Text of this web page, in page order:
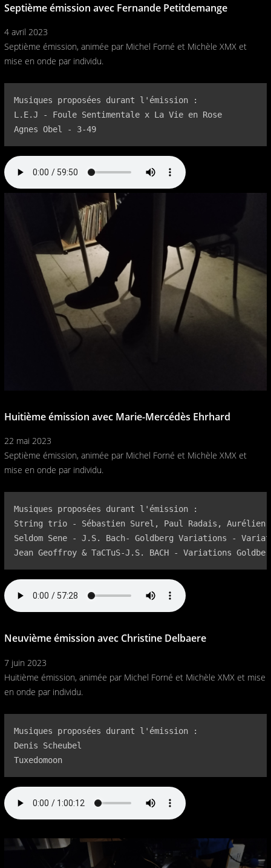
Septième émission avec Fernande Petitdemange
4 avril 2023
Septième émission, animée par Michel Forné et Michèle XMX et
mise en onde par individu.
Musiques proposées durant l'émission :
L.E.J - Foule Sentimentale x La Vie en Rose
Agnes Obel - 3-49
Huitième émission avec Marie-Mercédès Ehrhard
22 mai 2023
Septième émission, animée par Michel Forné et Michèle XMX et
mise en onde par individu.
Musiques proposées durant l'émission :
String trio - Sébastien Surel, Paul Radais, Aurélien
Seldom Sene - J.S. Bach- Goldberg Variations -
Jean Geoffroy & TaCTuS-J.S. BACH - Variations
Neuvième émission avec Christine Delbaere
7 juin 2023
Huitième émission, animée par Michel Forné et Michèle XMX et mise
en onde par individu.
Musiques proposées durant l'émission :
Denis Scheubel
Tuxedomoon